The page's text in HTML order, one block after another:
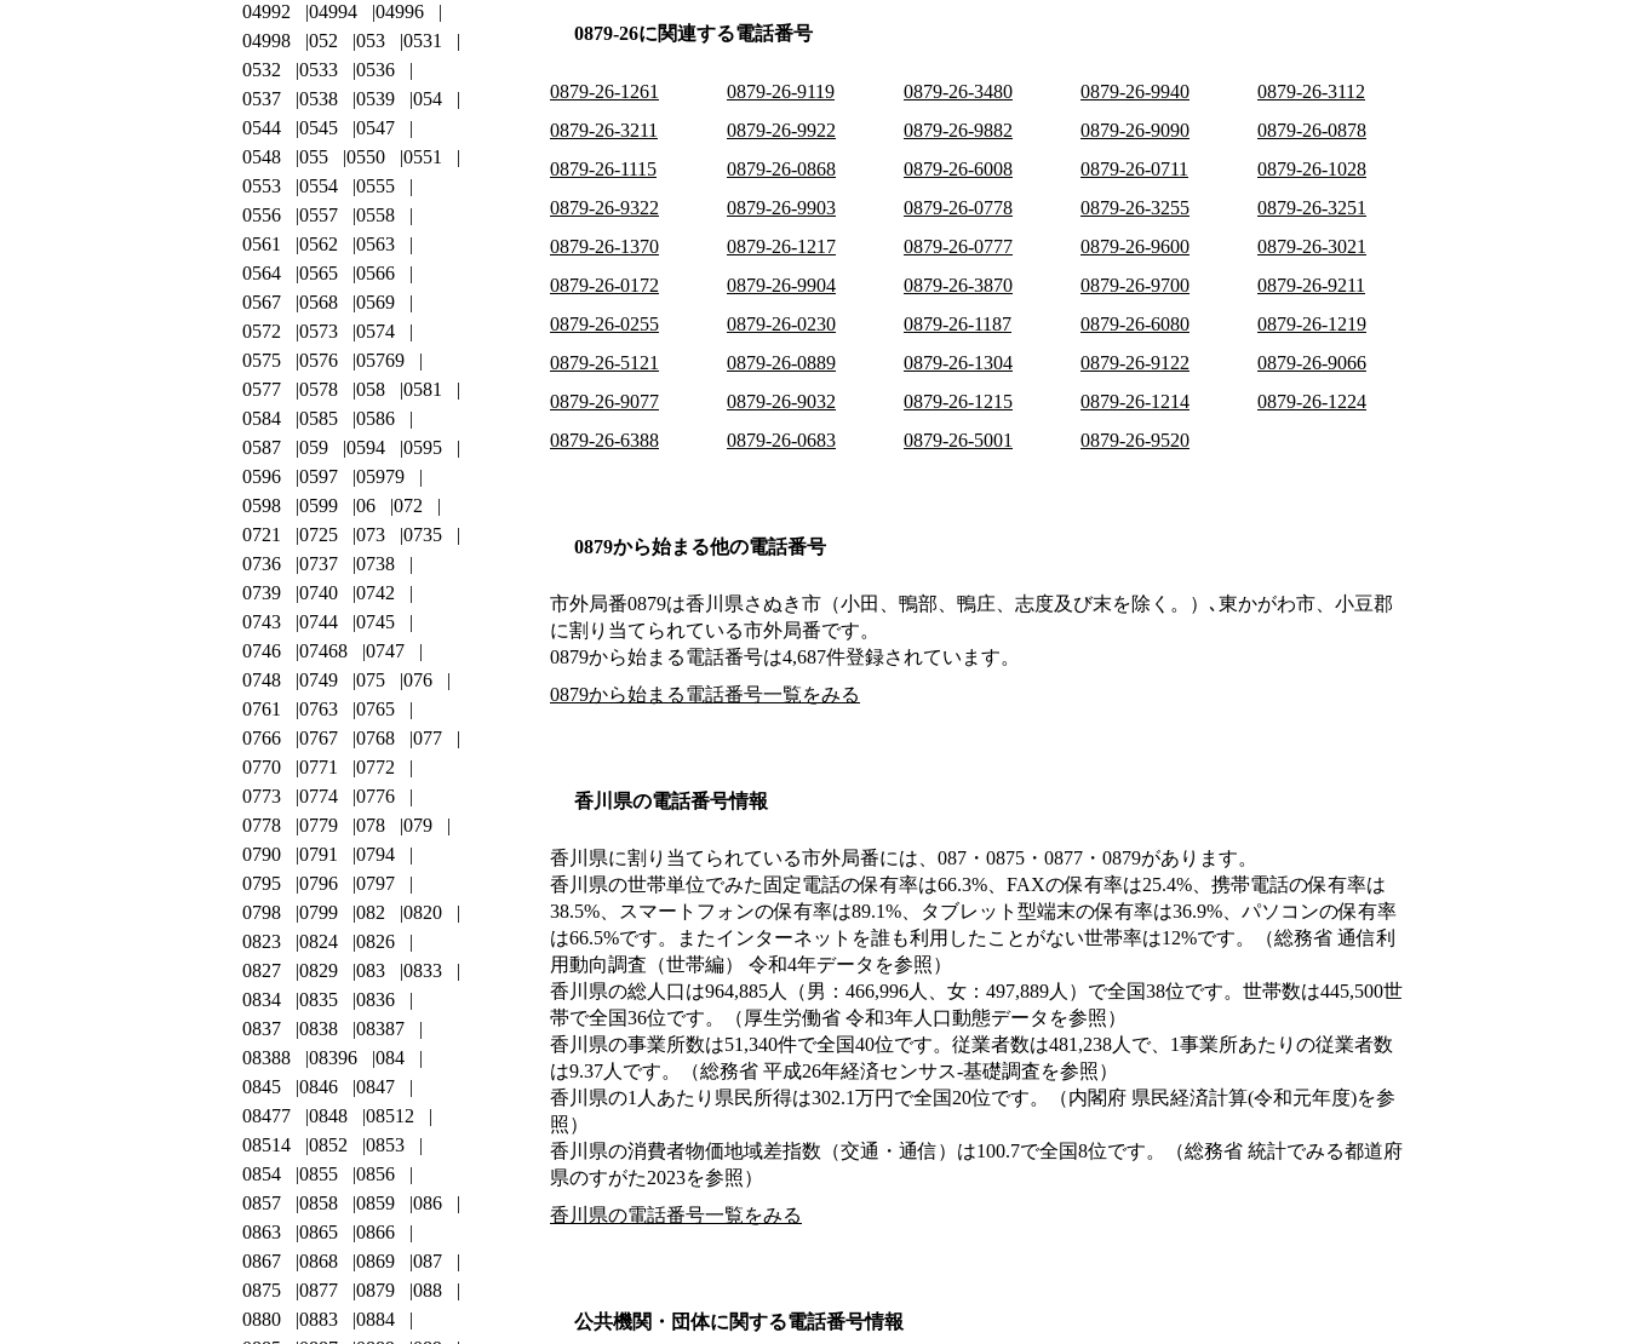
0879-26に関連する電話番号
0879-26-1261 0879-26-9119 0879-26-3480 0879-26-9940
0879-26-3112
0879-26-3211
0879-26-9922 0879-26-9882 0879-26-9090
0879-26-0878
0879-26-1115
0879-26-0868 0879-26-6008 0879-26-0711
0879-26-1028
0879-26-9322
0879-26-9903 0879-26-0778 0879-26-3255
0879-26-3251
0879-26-1370
0879-26-1217 0879-26-0777 0879-26-9600
0879-26-3021
0879-26-0172
0879-26-9904 0879-26-3870 0879-26-9700
0879-26-9211
0879-26-0255
0879-26-0230 0879-26-1187 0879-26-6080
0879-26-1219
0879-26-5121
0879-26-0889 0879-26-1304 0879-26-9122
0879-26-9066
0879-26-9077
0879-26-9032 0879-26-1215 0879-26-1214
0879-26-1224
0879-26-6388
0879-26-0683 0879-26-5001 0879-26-9520
0879から始まる他の電話番号
市外局番0879は香川県さぬき市（小田、鴨部、鴨庄、志度及び末を除く。）､東かがわ市、小豆郡
に割り当てられている市外局番です。
0879から始まる電話番号は4,687件登録されています。
0879から始まる電話番号一覧をみる
香川県の電話番号情報
香川県に割り当てられている市外局番には、087・0875・0877・0879があります。
香川県の世帯単位でみた固定電話の保有率は66.3%、FAXの保有率は25.4%、携帯電話の保有率は
38.5%、スマートフォンの保有率は89.1%、タブレット型端末の保有率は36.9%、パソコンの保有率
は66.5%です。またインターネットを誰も利用したことがない世帯率は12%です。（総務省 通信利
用動向調査（世帯編） 令和4年データを参照）
香川県の総人口は964,885人（男：466,996人、女：497,889人）で全国38位です。世帯数は445,500世
帯で全国36位です。（厚生労働省 令和3年人口動態データを参照）
香川県の事業所数は51,340件で全国40位です。従業者数は481,238人で、1事業所あたりの従業者数
は9.37人です。（総務省 平成26年経済センサス‐基礎調査を参照）
香川県の1人あたり県民所得は302.1万円で全国20位です。（内閣府 県民経済計算(令和元年度)を参
照）
香川県の消費者物価地域差指数（交通・通信）は100.7で全国8位です。（総務省 統計でみる都道府
県のすがた2023を参照）
香川県の電話番号一覧をみる
公共機関・団体に関する電話番号情報
04992
04994
04996
04998
052 053
0531
0532
0533
0536
0537
0538 0539
054
0544
0545
0547
0548
055 0550
0551
0553
0554
0555
0556
0557
0558
0561
0562
0563
0564
0565
0566
0567
0568
0569
0572
0573
0574
0575
0576
05769
0577
0578 058
0581
0584
0585
0586
0587
059 0594
0595
0596
0597
05979
0598
0599 06
072
0721
0725 073
0735
0736
0737
0738
0739
0740
0742
0743
0744
0745
0746
07468
0747
0748
0749 075
076
0761
0763
0765
0766
0767 0768
077
0770
0771
0772
0773
0774
0776
0778
0779 078
079
0790
0791
0794
0795
0796
0797
0798
0799 082
0820
0823
0824
0826
0827
0829 083
0833
0834
0835
0836
0837
0838
08387
08388
08396
084
0845
0846
0847
08477
0848
08512
08514
0852
0853
0854
0855
0856
0857
0858 0859
086
0863
0865
0866
0867
0868 0869
087
0875
0877 0879
088
0880
0883
0884